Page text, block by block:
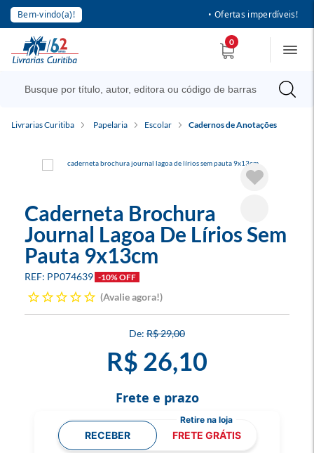
Bem-vindo(a)! • Ofertas imperdíveis!
0
Livrarias Curitiba Papelaria Escolar Cadernos de Anotações
Caderneta Brochura
Journal Lagoa De Lírios Sem
Pauta 9x13cm
PP074639 -10% OFF
Avalie agora!
R$ 29,00
R$ 26,10
Frete e prazo
RECEBER FRETE GRÁTIS